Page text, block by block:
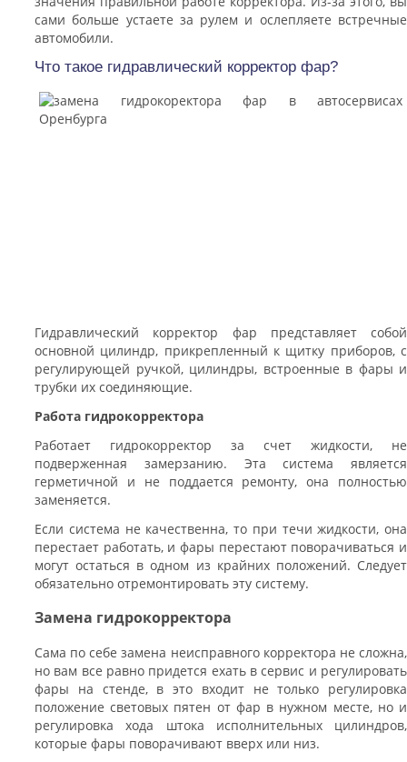
сами больше устаете за рулем и ослепляете встречные
автомобили.
Что такое гидравлический корректор фар?
Гидравлический корректор фар представляет собой
основной цилиндр, прикрепленный к щитку приборов, с
регулирующей ручкой, цилиндры, встроенные в фары и
трубки их соединяющие.
Работа гидрокорректора
Работает гидрокорректор за счет жидкости, не
подверженная замерзанию. Эта система является
герметичной и не поддается ремонту, она полностью
заменяется.
Если система не качественна, то при течи жидкости, она
перестает работать, и фары перестают поворачиваться и
могут остаться в одном из крайних положений. Следует
обязательно отремонтировать эту систему.
Замена гидрокорректора
Сама по себе замена неисправного корректора не сложна,
но вам все равно придется ехать в сервис и регулировать
фары на стенде, в это входит не только регулировка
положение световых пятен от фар в нужном месте, но и
регулировка хода штока исполнительных цилиндров,
которые фары поворачивают вверх или низ.